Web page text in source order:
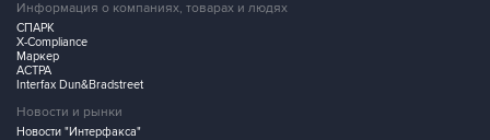
Информация о компаниях, товарах и людях
СПАРК
X-Compliance
Маркер
АСТРА
Interfax Dun&Bradstreet
Новости и рынки
Новости "Интерфакса"